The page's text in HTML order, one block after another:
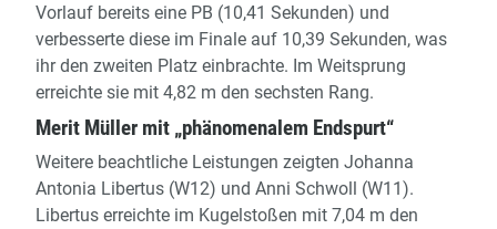
Vorlauf bereits eine PB (10,41 Sekunden) und
verbesserte diese im Finale auf 10,39 Sekunden, was
ihr den zweiten Platz einbrachte. Im Weitsprung
erreichte sie mit 4,82 m den sechsten Rang.
Merit Müller mit „phänomenalem Endspurt“
Weitere beachtliche Leistungen zeigten Johanna
Antonia Libertus (W12) und Anni Schwoll (W11).
Libertus erreichte im Kugelstoßen mit 7,04 m den